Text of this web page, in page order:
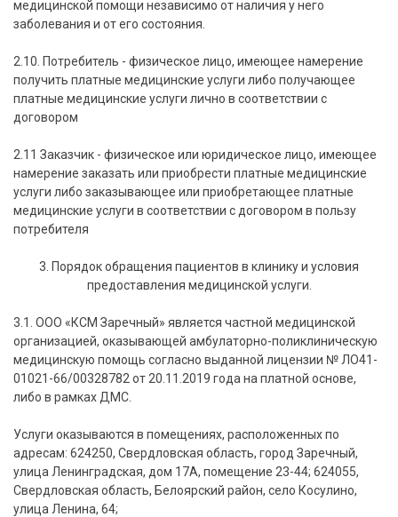
медицинской помощи независимо от наличия у него
заболевания и от его состояния.
2.10. Потребитель - физическое лицо, имеющее намерение
получить платные медицинские услуги либо получающее
платные медицинские услуги лично в соответствии с
договором
2.11 Заказчик - физическое или юридическое лицо, имеющее
намерение заказать или приобрести платные медицинские
услуги либо заказывающее или приобретающее платные
медицинские услуги в соответствии с договором в пользу
потребителя
3. Порядок обращения пациентов в клинику и условия
предоставления медицинской услуги.
3.1. ООО «КСМ Заречный» является частной медицинской
организацией, оказывающей амбулаторно-поликлиническую
медицинскую помощь согласно выданной лицензии № ЛО41-
01021-66/00328782 от 20.11.2019 года на платной основе,
либо в рамках ДМС.
Услуги оказываются в помещениях, расположенных по
адресам: 624250, Свердловская область, город Заречный,
улица Ленинградская, дом 17А, помещение 23-44; 624055,
Свердловская область, Белоярский район, село Косулино,
улица Ленина, 64;